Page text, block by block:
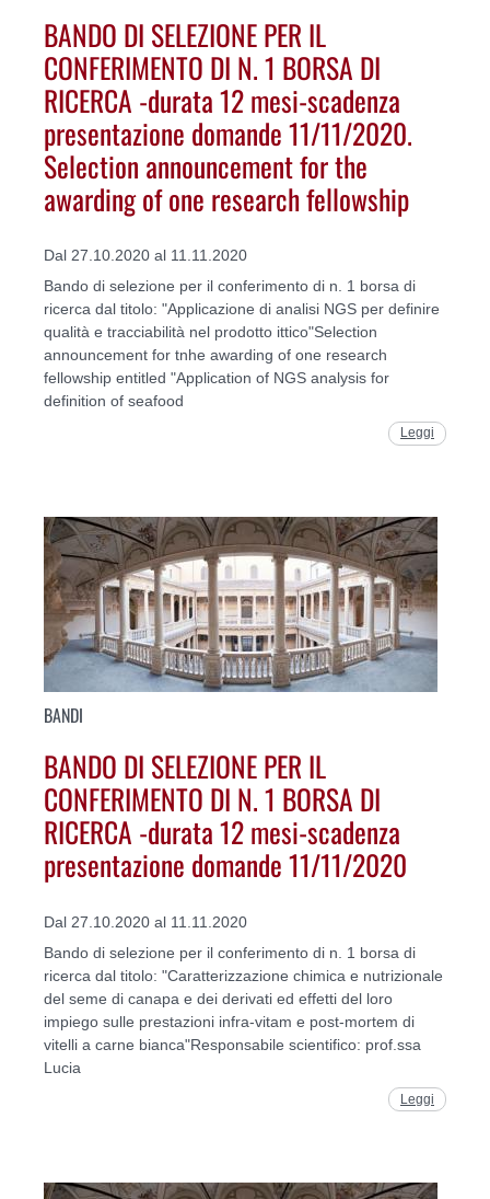
BANDO DI SELEZIONE PER IL
CONFERIMENTO DI N. 1 BORSA DI
RICERCA -durata 12 mesi-scadenza
presentazione domande 11/11/2020.
Selection announcement for the
awarding of one research fellowship
Dal 27.10.2020 al 11.11.2020
Bando di selezione per il conferimento di n. 1 borsa di
ricerca dal titolo: "Applicazione di analisi NGS per definire
qualità e tracciabilità nel prodotto ittico"Selection
announcement for tnhe awarding of one research
fellowship entitled "Application of NGS analysis for
definition of seafood
Leggi
BANDI
BANDO DI SELEZIONE PER IL
CONFERIMENTO DI N. 1 BORSA DI
RICERCA -durata 12 mesi-scadenza
presentazione domande 11/11/2020
Dal 27.10.2020 al 11.11.2020
Bando di selezione per il conferimento di n. 1 borsa di
ricerca dal titolo: "Caratterizzazione chimica e nutrizionale
del seme di canapa e dei derivati ed effetti del loro
impiego sulle prestazioni infra-vitam e post-mortem di
vitelli a carne bianca"Responsabile scientifico: prof.ssa
Lucia
Leggi